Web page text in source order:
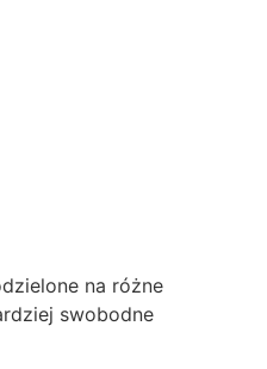
na różne
swobodne